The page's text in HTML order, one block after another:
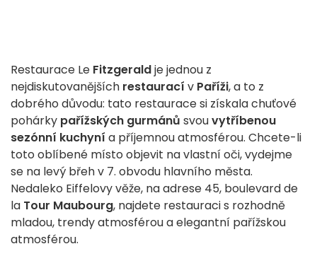
Restaurace Le Fitzgeraldje jednou z
nejdiskutovanějších restaurací v Paříži, a to z
dobrého důvodu: tato restaurace si získala chuťové
pohárky pařížských gurmánů svouvytříbenou
sezónní kuchyní a příjemnou atmosférou. Chcete-li
toto oblíbené místo objevit na vlastní oči, vydejme
se na levý břeh v 7. obvodu hlavního města.
Nedaleko Eiffelovy věže, na adrese 45, boulevard de
la Tour Maubourg, najdete restauraci s rozhodně
mladou, trendy atmosférou a elegantní pařížskou
atmosférou.